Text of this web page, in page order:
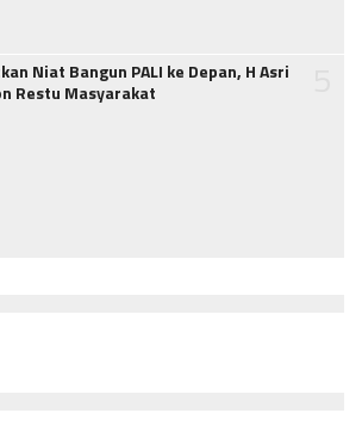
Niat Bangun PALI ke Depan, H Asri
Restu Masyarakat